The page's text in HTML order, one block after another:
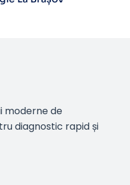
moderne de
diagnostic rapid și